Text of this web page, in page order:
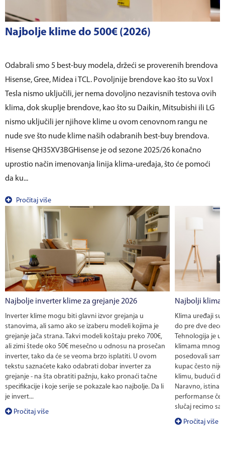
Najbolje klime do 500€ (2026)
Odabrali smo 5 best-buy modela, držeći se proverenih brendova
Hisense, Gree, Midea i TCL. Povoljnije brendove kao što su Vox I
Tesla nismo uključili, jer nema dovoljno nezavisnih testova ovih
klima, dok skuplje brendove, kao što su Daikin, Mitsubishi ili LG
nismo uključili jer njihove klime u ovom cenovnom rangu ne
nude sve što nude klime naših odabranih best-buy brendova.
Hisense QH35XV3BGHisense je od sezone 2025/26 konačno
uprostio način imenovanja linija klima-uređaja, što će pomoći
da ku...
Pročitaj više
Najbolje inverter klime za grejanje 2026
Inverter klime mogu biti glavni izvor grejanja u
stanovima, ali samo ako se izaberu modeli kojima je
grejanje jača strana. Takvi modeli koštaju preko 700€,
ali zimi štede oko 50€ mesečno u odnosu na prosečan
inverter, tako da će se veoma brzo isplatiti. U ovom
tekstu saznaćete kako odabrati dobar inverter za
grejanje - na šta obratiti pažnju, kako pronaći tačne
specifikacije i koje serije se pokazale kao najbolje. Da li
je invert...
Pročitaj više
Najbolji klima
Klima uređaji
do pre dve
Tehnologija je u
klimama
posedovali
kupac često
klimu, budući
Naravno, istina
performanse
slučaj recimo sa
Pročitaj više